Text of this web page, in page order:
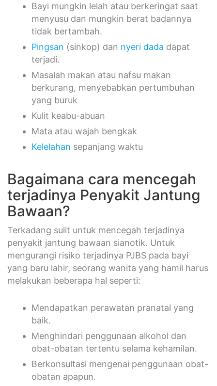
Bayi mungkin lelah atau berkeringat saat
menyusu dan mungkin berat badannya
tidak bertambah.
Pingsan (sinkop) dan nyeri dada dapat
terjadi.
Masalah makan atau nafsu makan
berkurang, menyebabkan pertumbuhan
yang buruk
Kulit keabu-abuan
Mata atau wajah bengkak
Kelelahan sepanjang waktu
Bagaimana cara mencegah
terjadinya Penyakit Jantung
Bawaan?
Terkadang sulit untuk mencegah terjadinya
penyakit jantung bawaan sianotik. Untuk
mengurangi risiko terjadinya PJBS pada bayi
yang baru lahir, seorang wanita yang hamil harus
melakukan beberapa hal seperti:
Mendapatkan perawatan pranatal yang
baik.
Menghindari penggunaan alkohol dan
obat-obatan tertentu selama kehamilan.
Berkonsultasi mengenai penggunaan obat-
obatan apapun.